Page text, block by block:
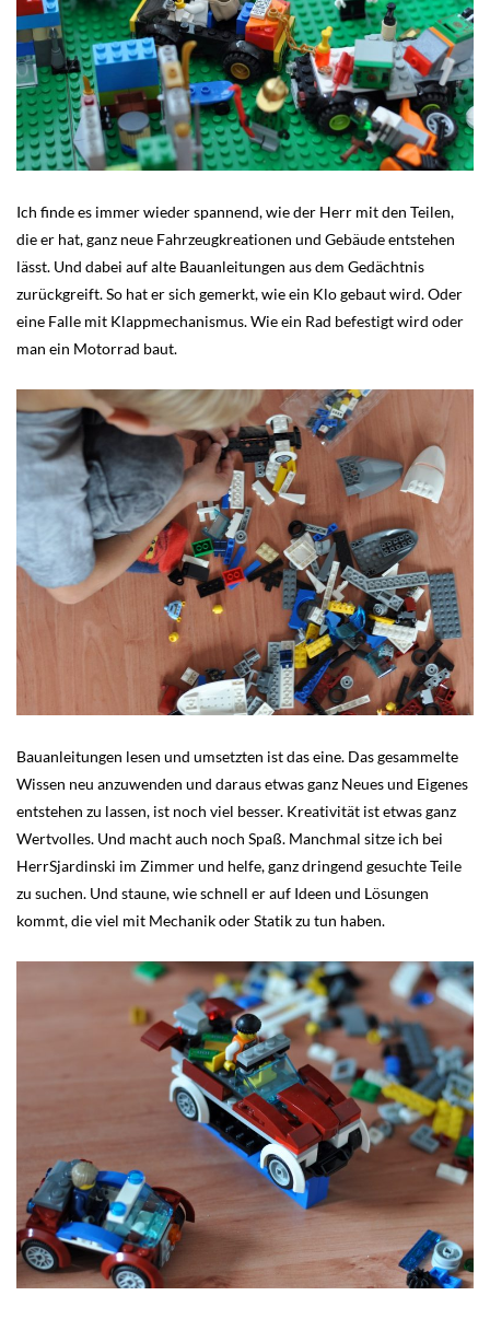
Ich finde es immer wieder spannend, wie der Herr mit den Teilen,
die er hat, ganz neue Fahrzeugkreationen und Gebäude entstehen
lässt. Und dabei auf alte Bauanleitungen aus dem Gedächtnis
zurückgreift. So hat er sich gemerkt, wie ein Klo gebaut wird. Oder
eine Falle mit Klappmechanismus. Wie ein Rad befestigt wird oder
man ein Motorrad baut.
Bauanleitungen lesen und umsetzten ist das eine. Das gesammelte
Wissen neu anzuwenden und daraus etwas ganz Neues und Eigenes
entstehen zu lassen, ist noch viel besser. Kreativität ist etwas ganz
Wertvolles. Und macht auch noch Spaß. Manchmal sitze ich bei
HerrSjardinski im Zimmer und helfe, ganz dringend gesuchte Teile
zu suchen. Und staune, wie schnell er auf Ideen und Lösungen
kommt, die viel mit Mechanik oder Statik zu tun haben.